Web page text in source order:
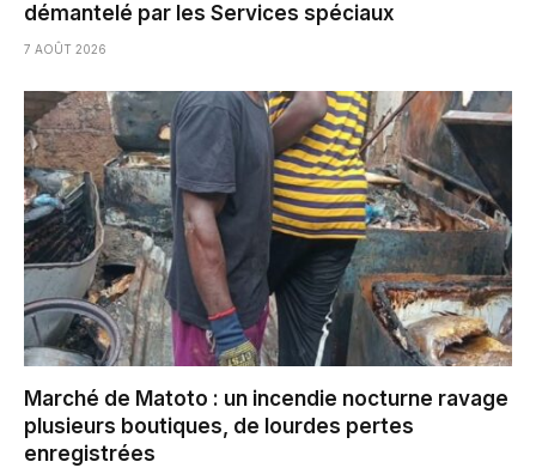
démantelé par les Services spéciaux
7 AOÛT 2026
Marché de Matoto : un incendie nocturne ravage
plusieurs boutiques, de lourdes pertes
enregistrées